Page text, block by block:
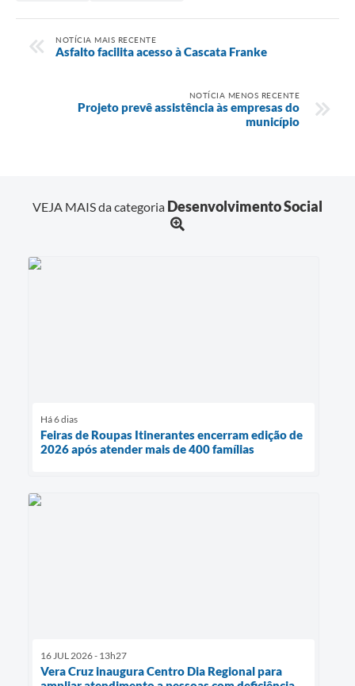
NOTÍCIA MAIS RECENTE
Asfalto facilita acesso à Cascata Franke
NOTÍCIA MENOS RECENTE
Projeto prevê assistência às empresas do
município
VEJA MAIS da categoria Desenvolvimento Social
Há 6 dias
Feiras de Roupas Itinerantes encerram edição de
2026 após atender mais de 400 famílias
16 JUL 2026 - 13h27
Vera Cruz inaugura Centro Dia Regional para